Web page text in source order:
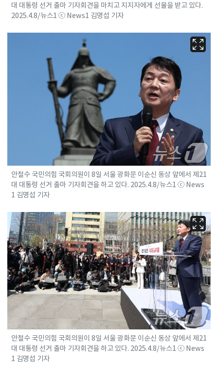
대 대통령 선거 출마 기자회견을 마치고 지지자에게 선물을 받고 있다.
2025.4.8/뉴스1 ⓒ News1 김명섭 기자
안철수 국민의힘 국회의원이 8일 서울 광화문 이순신 동상 앞에서 제21
대 대통령 선거 출마 기자회견을 하고 있다. 2025.4.8/뉴스1 ⓒ News
1 김명섭 기자
안철수 국민의힘 국회의원이 8일 서울 광화문 이순신 동상 앞에서 제21
대 대통령 선거 출마 기자회견을 하고 있다. 2025.4.8/뉴스1 ⓒ News
1 김명섭 기자